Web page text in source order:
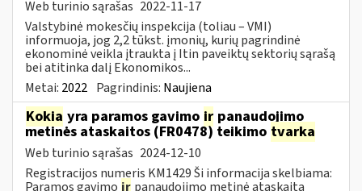
Web turinio sąrašas 2022-11-17
Valstybinė mokesčių inspekcija (toliau – VMI)
informuoja, jog 2,2 tūkst. įmonių, kurių pagrindinė
ekonominė veikla įtraukta į Itin paveiktų sektorių sąrašą
bei atitinka dalį Ekonomikos...
Metai: 2022 Pagrindinis: Naujiena
Kokia yra paramos gavimo ir panaudojimo
metinės ataskaitos (FR0478) teikimo tvarka
Web turinio sąrašas 2024-12-10
Registracijos numeris KM1429 Ši informacija skelbiama:
Paramos gavimo ir panaudojimo metinė ataskaita